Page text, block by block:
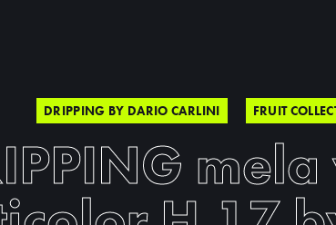
DRIPPING BY DARIO CARLINI FRUIT